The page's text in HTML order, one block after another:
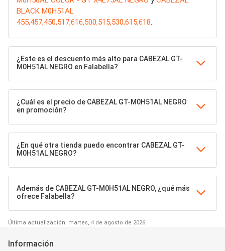
BLACK M0H51AL
455,457,450,517,616,500,515,530,615,618
¿Este es el descuento más alto para CABEZAL GT-
M0H51AL NEGRO en Falabella?
¿Cuál es el precio de CABEZAL GT-M0H51AL NEGRO
en promoción?
¿En qué otra tienda puedo encontrar CABEZAL GT-
M0H51AL NEGRO?
Además de CABEZAL GT-M0H51AL NEGRO, ¿qué más
ofrece Falabella?
Última actualización: martes, 4 de agosto de 2026
Información